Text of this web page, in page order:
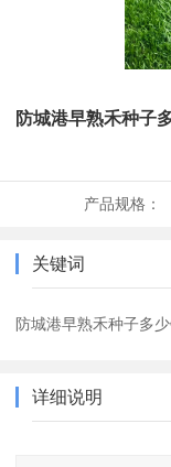
防城港早熟禾种子
产品规格：
关键词
防城港早熟禾种子多
详细说明